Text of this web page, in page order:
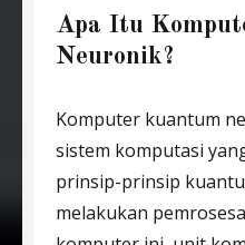
Apa Itu
Neuronik?
Komputer kuantum
sistem komputasi
prinsip-prinsip
melakukan